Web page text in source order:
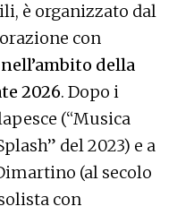
è organizzato dal
con
nell’ambito della
2026. Dopo i
(“Musica
del 2023) e a
(al secolo
con